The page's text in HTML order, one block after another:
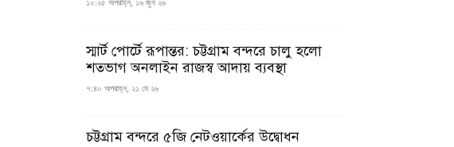
১০:২৫ অপরাহ্ন, ১৬ জুন ২৬
স্মার্ট পোর্টে রূপান্তর: চট্টগ্রাম বন্দরে চালু হলো
শতভাগ অনলাইন রাজস্ব আদায় ব্যবস্থা
৭:৪০ অপরাহ্ন, ২১ মে ২৬
চট্টগ্রাম বন্দরে ৫জি নেটওয়ার্কের উদ্বোধন